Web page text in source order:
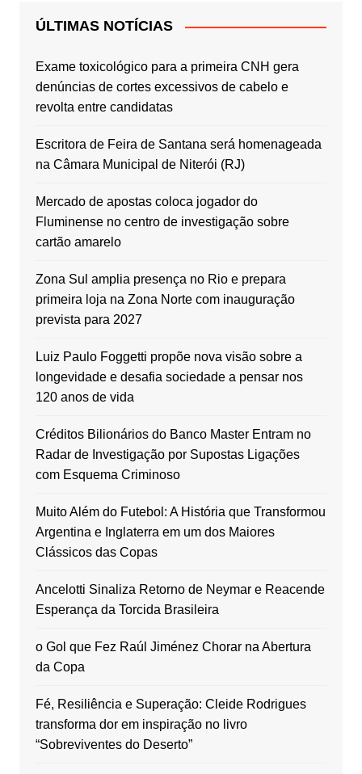
ÚLTIMAS NOTÍCIAS
Exame toxicológico para a primeira CNH gera
denúncias de cortes excessivos de cabelo e
revolta entre candidatas
Escritora de Feira de Santana será homenageada
na Câmara Municipal de Niterói (RJ)
Mercado de apostas coloca jogador do
Fluminense no centro de investigação sobre
cartão amarelo
Zona Sul amplia presença no Rio e prepara
primeira loja na Zona Norte com inauguração
prevista para 2027
Luiz Paulo Foggetti propõe nova visão sobre a
longevidade e desafia sociedade a pensar nos
120 anos de vida
Créditos Bilionários do Banco Master Entram no
Radar de Investigação por Supostas Ligações
com Esquema Criminoso
Muito Além do Futebol: A História que Transformou
Argentina e Inglaterra em um dos Maiores
Clássicos das Copas
Ancelotti Sinaliza Retorno de Neymar e Reacende
Esperança da Torcida Brasileira
o Gol que Fez Raúl Jiménez Chorar na Abertura
da Copa
Fé, Resiliência e Superação: Cleide Rodrigues
transforma dor em inspiração no livro
“Sobreviventes do Deserto”